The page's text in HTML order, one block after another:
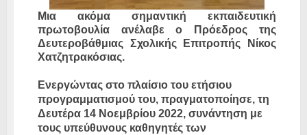
Μια ακόμα σημαντική εκπαιδευτική
πρωτοβουλία ανέλαβε ο Πρόεδρος της
Δευτεροβάθμιας Σχολικής Επιτροπής Νίκος
Χατζητρακόσιας.
Ενεργώντας στο πλαίσιο του ετήσιου
προγραμματισμού του, πραγματοποίησε, τη
Δευτέρα 14 Νοεμβρίου 2022, συνάντηση με
τους υπεύθυνους καθηγητές των